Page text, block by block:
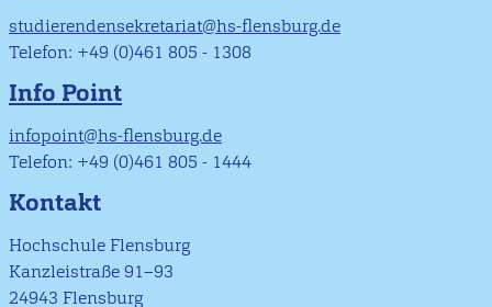
studierendensekretariat@hs-flensburg.de
Telefon: +49 (0)461 805 - 1308
Info Point
infopoint@hs-flensburg.de
Telefon: +49 (0)461 805 - 1444
Kontakt
Hochschule Flensburg
Kanzleistraße 91–93
24943 Flensburg